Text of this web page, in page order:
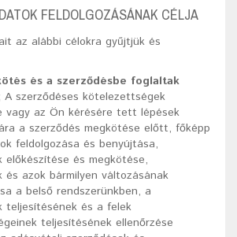
FELDOLGOZÁSÁNAK CÉLJA
az alábbi célokra gyűjtjük és
és a szerződésbe foglaltak
A szerződéses kötelezettségek
vagy az Ön kérésére tett lépések
a szerződés megkötése előtt, főképp
feldolgozása és benyújtása,
előkészítése és megkötése,
és azok bármilyen változásának
a belső rendszerünkben, a
teljesítésének és a felek
teljesítésének ellenőrzése